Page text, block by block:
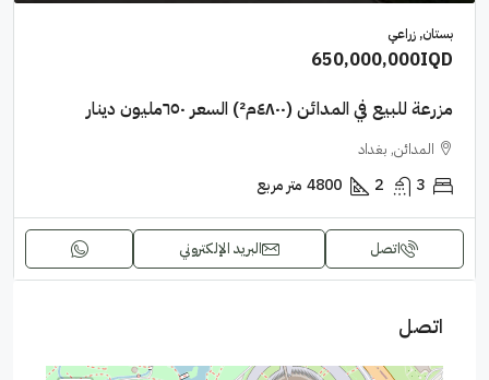
بستان, زراعي
650,000,000IQD
مزرعة للبيع في المدائن (٤٨٠٠م²) السعر ٦٥٠مليون دينار
المدائن, بغداد
3
2
4800 متر مربع
اتصل البريد الإلكتروني
اتصل